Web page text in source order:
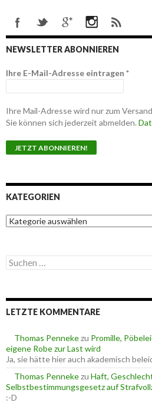
NEWSLETTER ABONNIEREN
Ihre E-Mail-Adresse eintragen *
Ihre Mail-Adresse wird nur zum
Sie können sich jederzeit abmelden.
KATEGORIEN
K
a
g
o
n
S
u
e
n
c
h
:
LETZTE KOMMENTARE
Thomas Pennekezu Promille,
eigene Robe zur Last wird
Ja, sie hätte hier auch akademisch
Thomas Pennekezu Haft,
Selbstbestimmungsgesetz auf
:-D